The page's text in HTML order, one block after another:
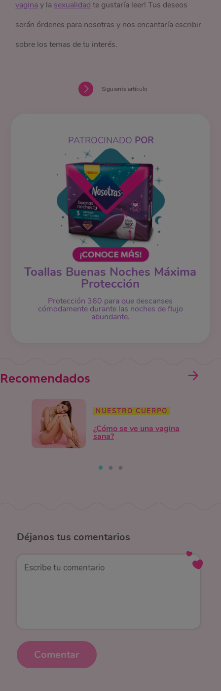
vagina y la sexualidad te gustaría leer! Tus deseos
serán órdenes para nosotras y nos encantaría escribir
sobre los temas de tu interés.
Siguiente artículo
PATROCINADO POR
Toallas Buenas Noches Máxima
Protección
Protección 360 para que descanses
cómodamente durante las noches de flujo
abundante.
Recomendados
NUESTRO CUERPO
¿Cómo se ve una vagina
sana?
Déjanos tus comentarios
Comentar